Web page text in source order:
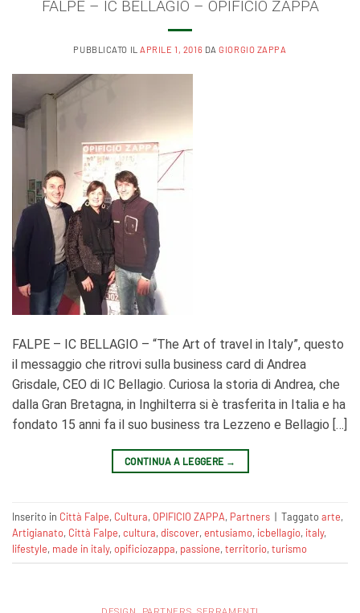
FALPE – IC BELLAGIO – OPIFICIO ZAPPA
PUBBLICATO ILAPRILE 1, 2016 DAGIORGIO ZAPPA
FALPE – IC BELLAGIO – “The Art of travel in Italy”, questo
il messaggio che ritrovi sulla business card di Andrea
Grisdale, CEO di IC Bellagio. Curiosa la storia di Andrea, che
dalla Gran Bretagna, in Inghilterra si è trasferita in Italia e ha
fondato 15 anni fa il suo business tra Lezzeno e Bellagio […]
CONTINUA A LEGGERE →
Inserito in Città Falpe, Cultura, OPIFICIO ZAPPA, Partners | Taggatoarte,
Artigianato, Città Falpe,cultura,discover,entusiamo, icbellagio, italy,
lifestyle, made in italy,opificiozappa, passione,territorio,turismo